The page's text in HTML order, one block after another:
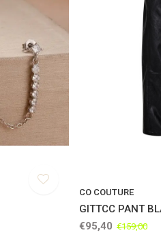
CO COUTURE
GITTCC PANT
€95,40 €159,00